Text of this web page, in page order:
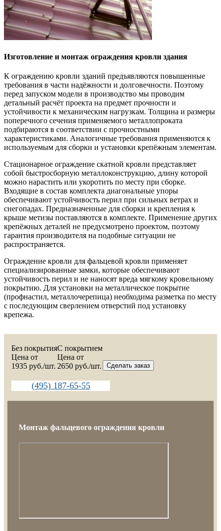
Изготовление и монтаж ограждения кровли здания
К ограждению кровли зданий предъявляются повышенные
требования в части надёжности и долговечности. Поэтому
перед запуском модели в производство мы проводим
детальный расчёт проекта на предмет прочности и
устойчивости к механическим нагрузкам. Толщина и размеры
поперечного сечения применяемого металлопроката
подбираются в соответствии с прочностными
характеристиками. Аналогичные требования применяются к
используемым для сборки и установки крепёжным элементам.
Стационарное ограждение скатной кровли представляет
собой быстросборную металлоконструкцию, длину которой
можно нарастить или укоротить по месту при сборке.
Входящие в состав комплекта диагональные упоры
обеспечивают устойчивость перил при сильных ветрах и
снегопадах. Предназначенные для сборки и крепления к
крыше метизы поставляются в комплекте. Применение других
крепёжных деталей не предусмотрено проектом, поэтому
гарантия производителя на подобные ситуации не
распространяется.
Ограждение кровли для фальцевой кровли применяет
специализированные замки, которые обеспечивают
устойчивость перил и не наносят вреда мягкому кровельному
покрытию. Для установки на металлическое покрытие
(профнастил, металлочерепица) необходима разметка по месту
с последующим сверлением отверстий под установку
крепежа.
Без покрытия
Цена от
1935 руб./шт.
C покрытием
Цена от
2650 руб./шт. Сделать заказ
(495) 187-65-55
Монтаж фальцевого ограждения кровли